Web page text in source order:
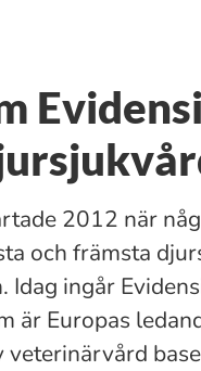
2012 när
och främsta
Idag ingår
är Europas
veterinärvård